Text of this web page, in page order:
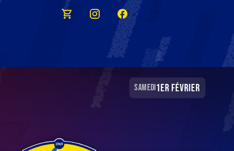
samedi 1er février